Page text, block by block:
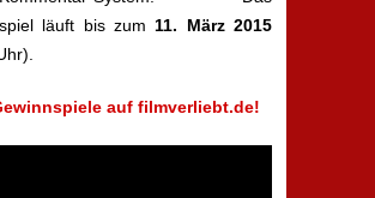
läuft bis zum 11. März 2015
auf filmverliebt.de!